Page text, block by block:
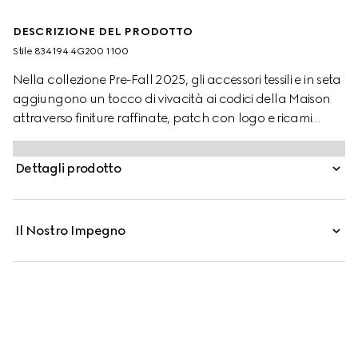
DESCRIZIONE DEL PRODOTTO
Stile ‎834194 4G200 1100
Nella collezione Pre-Fall 2025, gli accessori tessili e in seta
aggiungono un tocco di vivacità ai codici della Maison
attraverso finiture raffinate, patch con logo e ricami
delicati. Questi guanti sono confezionati in lana e
arricchiti da un dettaglio Web verde e rosso.
Dettagli prodotto
Il Nostro Impegno